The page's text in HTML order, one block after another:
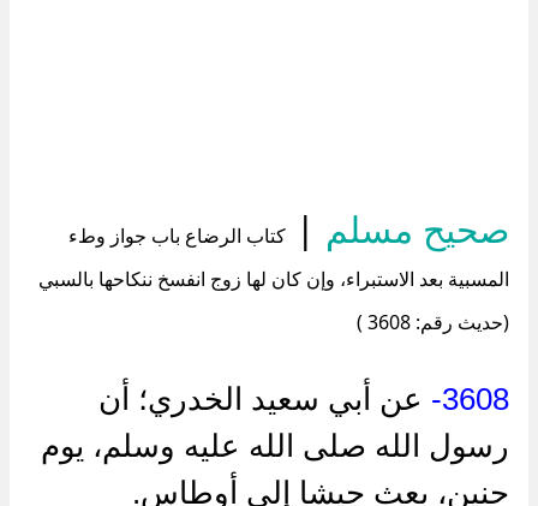
صحيح مسلم |
كتاب الرضاع باب جواز وطء
المسبية بعد الاستبراء، وإن كان لها زوج انفسخ ننكاحها بالسبي
(حديث رقم: 3608 )
3608-
عن أبي سعيد الخدري؛ أن
رسول الله صلى الله عليه وسلم، يوم
حنين، بعث جيشا إلى أوطاس.